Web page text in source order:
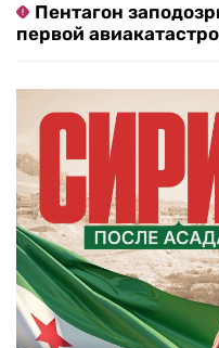
Пентагон
первой